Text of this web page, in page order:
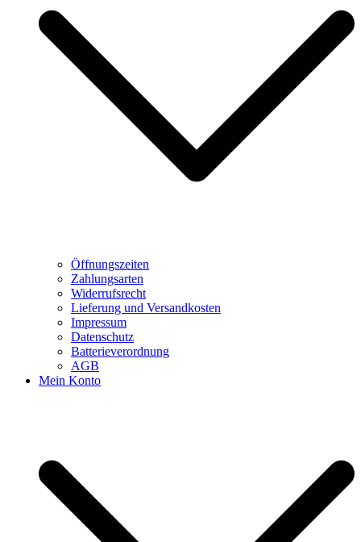
Öffnungszeiten
Zahlungsarten
Widerrufsrecht
Lieferung und Versandkosten
Impressum
Datenschutz
Batterieverordnung
AGB
Mein Konto